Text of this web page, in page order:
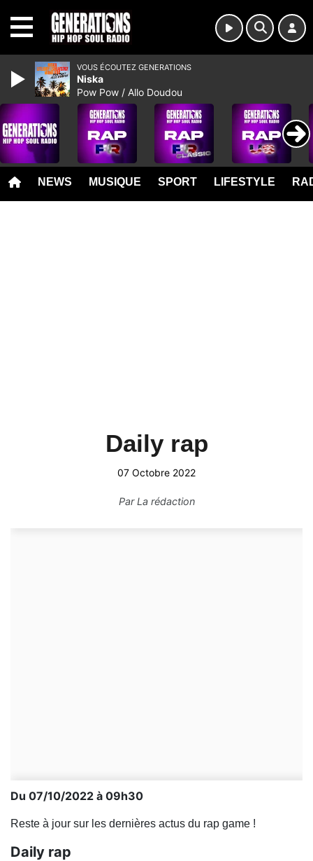
NEWS MUSIQUE SPORT LIFESTYLE
Daily rap
07 Octobre 2022
ParLa rédaction
Du 07/10/2022 à 09h30
Reste à jour sur les dernières actus du rap game !
Daily rap
VOUS ÉCOUTEZ GENERATIONS
Niska
Pow Pow / Allo Doudou